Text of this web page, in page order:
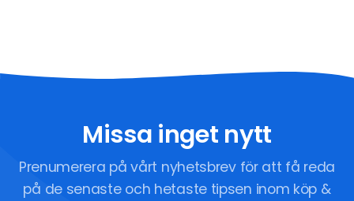
Missa inget nytt
Prenumerera på vårt nyhetsbrev för att få reda
på de senaste och hetaste tipsen inom köp &